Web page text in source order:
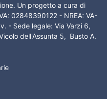
Un progetto a cura di
02848390122 - NREA: VA-
- Sede legale: Via Varzi 6,
dell'Assunta 5, Busto A.